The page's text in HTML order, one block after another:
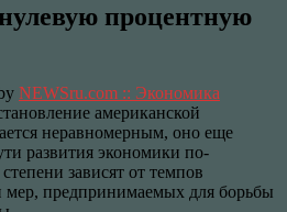
процентную
NEWSru.com :: Экономика
американской
неравномерным, оно еще
развития экономики по-
зависят от темпов
мер, предпринимаемых для борьбы